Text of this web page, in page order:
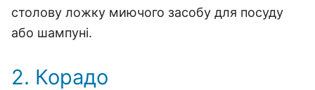
столову ложку миючого засобу для посуду
або шампуні.
2. Корадо